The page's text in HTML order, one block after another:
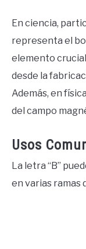
En ciencia,
representa el
elemento
desde la
Además, en
del campo
Usos
La letra “B”
en varias ramas